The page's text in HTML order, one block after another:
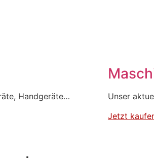
Handgeräte…
Unser
Jetzt